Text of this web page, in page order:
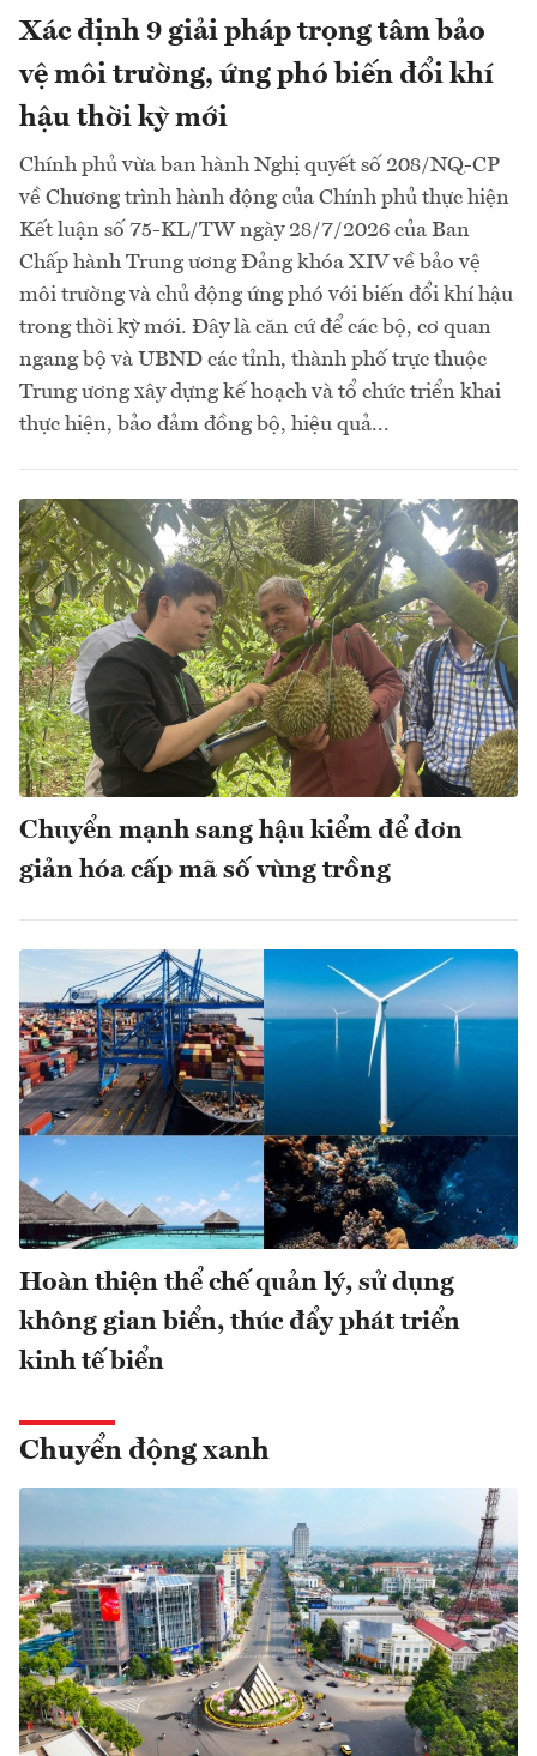
Xác định 9 giải pháp trọng tâm bảo
vệ môi trường, ứng phó biến đổi khí
hậu thời kỳ mới
Chính phủ vừa ban hành Nghị quyết số 208/NQ-CP
về Chương trình hành động của Chính phủ thực hiện
Kết luận số 75-KL/TW ngày 28/7/2026 của Ban
Chấp hành Trung ương Đảng khóa XIV về bảo vệ
môi trường và chủ động ứng phó với biến đổi khí hậu
trong thời kỳ mới. Đây là căn cứ để các bộ, cơ quan
ngang bộ và UBND các tỉnh, thành phố trực thuộc
Trung ương xây dựng kế hoạch và tổ chức triển khai
thực hiện, bảo đảm đồng bộ, hiệu quả...
Chuyển mạnh sang hậu kiểm để đơn
giản hóa cấp mã số vùng trồng
Hoàn thiện thể chế quản lý, sử dụng
không gian biển, thúc đẩy phát triển
kinh tế biển
Chuyển động xanh